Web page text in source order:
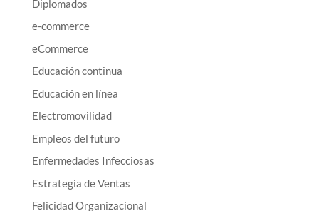
Diplomados
e-commerce
eCommerce
Educación continua
Educación en línea
Electromovilidad
Empleos del futuro
Enfermedades Infecciosas
Estrategia de Ventas
Felicidad Organizacional